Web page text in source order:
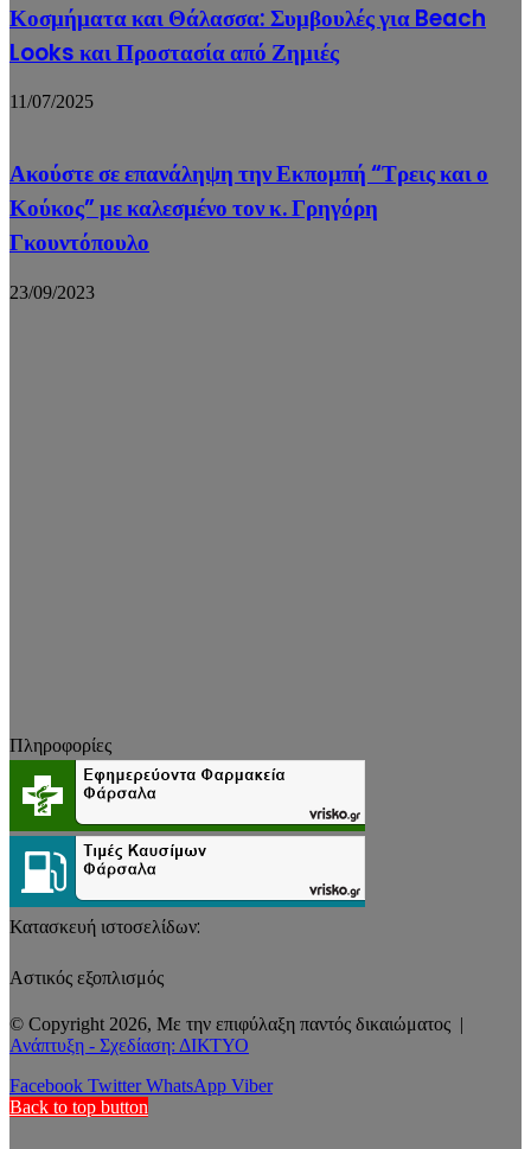
Κοσμήματα και Θάλασσα: Συμβουλές για Beach
Looks και Προστασία από Ζημιές
11/07/2025
Ακούστε σε επανάληψη την Εκπομπή “Τρεις και ο
Κούκος” με καλεσμένο τον κ. Γρηγόρη
Γκουντόπουλο
23/09/2023
Πληροφορίες
Κατασκευή ιστοσελίδων:
Αστικός εξοπλισμός
© Copyright 2026, Με την επιφύλαξη παντός δικαιώματος |
Ανάπτυξη - Σχεδίαση: ΔΙΚΤΥΟ
Facebook Twitter WhatsApp Viber
Back to top button